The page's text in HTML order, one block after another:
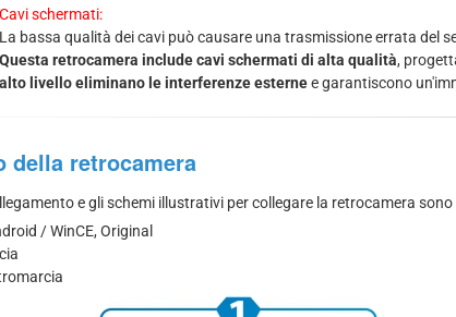
Cavi schermati:
La bassa qualità dei cavi può causare una trasmissione errata del
Questa retrocamera include cavi schermati di alta qualità,
alto livello eliminano le interferenze esternee garantiscono
della retrocamera
e gli schemi illustrativi per collegare la retrocamera
/ WinCE, Original